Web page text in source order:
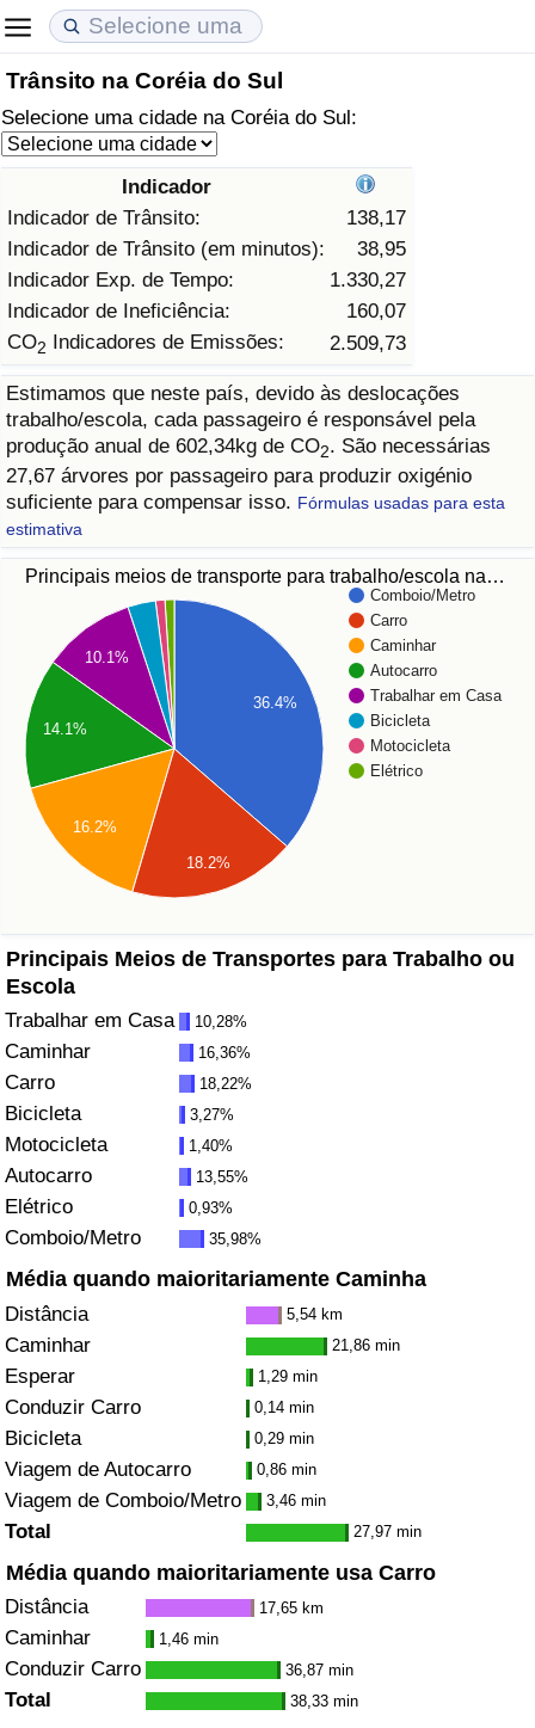
Trânsito na Coréia do Sul
Selecione uma cidade na Coréia do Sul:
Indicador
Indicador de Trânsito:
138,17
Indicador de Trânsito (em minutos):
38,95
Indicador Exp. de Tempo:
1.330,27
Indicador de Ineficiência:
160,07
CO2 Indicadores de Emissões: 2.509,73
Estimamos que neste país, devido às deslocações
trabalho/escola, cada passageiro é responsável pela
produção anual de 602,34kg de CO2. São necessárias
27,67 árvores por passageiro para produzir oxigénio
suficiente para compensar isso. Fórmulas usadas para esta
estimativa
Principais meios de transporte para trabalho/escola na…
Comboio/Metro
Carro
Caminhar
Autocarro
Trabalhar em Casa
Bicicleta
Motocicleta
Elétrico
36.4%
10.1%
14.1%
16.2%
18.2%
Principais Meios de Transportes para Trabalho ou
Escola
Trabalhar em Casa 10,28%
Caminhar 16,36%
Carro 18,22%
Bicicleta 3,27%
Motocicleta 1,40%
Autocarro 13,55%
Elétrico 0,93%
Comboio/Metro 35,98%
Média quando maioritariamente Caminha
Distância 5,54 km
Caminhar 21,86 min
Esperar 1,29 min
Conduzir Carro 0,14 min
Bicicleta 0,29 min
Viagem de Autocarro 0,86 min
Viagem de Comboio/Metro 3,46 min
Total 27,97 min
Média quando maioritariamente usa Carro
Distância 17,65 km
Caminhar 1,46 min
Conduzir Carro 36,87 min
Total 38,33 min
Custo de Vida
Indicador de Custo de Vida (Atual)
Indicador de Custo de Vida
Indicador de Custo de Vida Por País
em Aqaba
Preços de Imóveis
Indicador de Preços de Imóveis (Atual)
Indicador de Preços de Imóveis
Indicador de Preços de Imóveis por País
Qualidade de Vida
Indicador de Qualidade de Vida
Indicador de Qualidade de Vida (Atual)
Índice de qualidade de vida por país
Crime
Taxa do Indicador de Crime (Atual)
Indicador de Crime
Índice de criminalidade por país
Saúde
Indicador de Saúde (Atual)
Indicador de Saúde
Indicador de Saúde por País
Poluição
Indicador de Poluição (Atual)
Índice de poluição
Trânsito
Indicador de Trânsito
Indicador de Trânsito (Atual)
Indicador de Trânsito por País